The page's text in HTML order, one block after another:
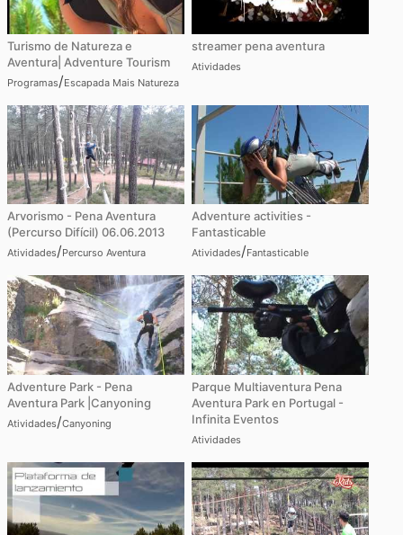
Turismo de Natureza e
Aventura| Adventure Tourism
Programas/Escapada Mais Natureza
streamer pena aventura
Atividades
Arvorismo - Pena Aventura
(Percurso Difícil) 06.06.2013
Atividades/Percurso Aventura
Adventure activities -
Fantasticable
Atividades/Fantasticable
Adventure Park - Pena
Aventura Park |Canyoning
Atividades/Canyoning
Parque Multiaventura Pena
Aventura Park en Portugal -
Infinita Eventos
Atividades